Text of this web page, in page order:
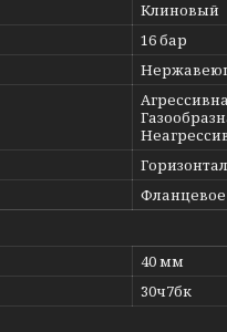
Клиновый
16 бар
Фланцевое
40 мм
30ч7бк